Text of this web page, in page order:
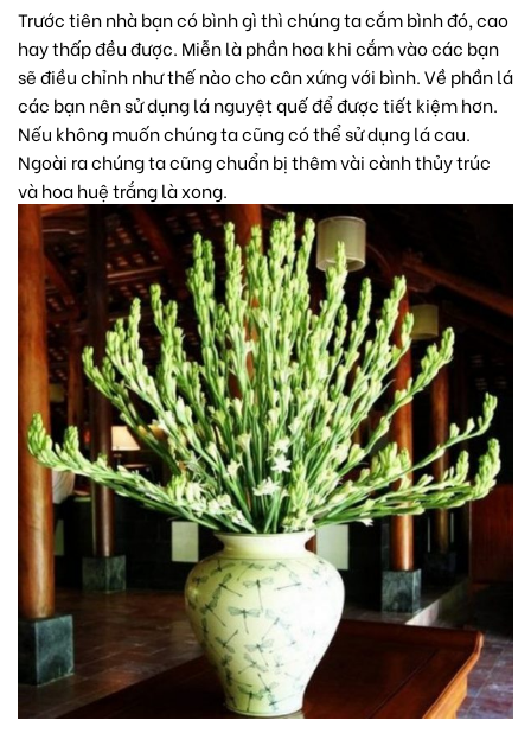
Trước tiên nhà bạn có bình gì thì chúng ta cắm bình đó, cao
hay thấp đều được. Miễn là phần hoa khi cắm vào các bạn
sẽ điều chỉnh như thế nào cho cân xứng với bình. Về phần lá
các bạn nên sử dụng lá nguyệt quế để được tiết kiệm hơn.
Nếu không muốn chúng ta cũng có thể sử dụng lá cau.
Ngoài ra chúng ta cũng chuẩn bị thêm vài cành thủy trúc
và hoa huệ trắng là xong.